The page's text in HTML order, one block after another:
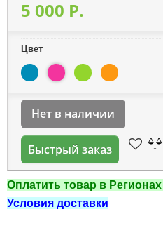
5 000 P.
Цвет
Нет в наличии
Быстрый заказ
Оплатить товар в
Условия доставки